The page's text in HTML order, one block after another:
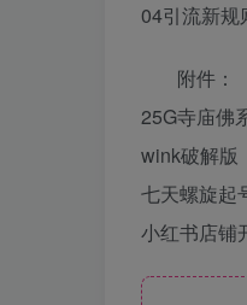
04引流新规
附件：
25G寺庙佛
wink破解版
七天螺旋起
小红书店铺